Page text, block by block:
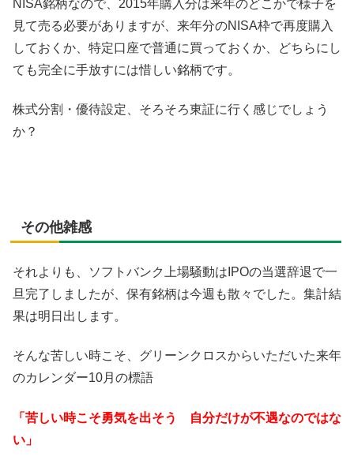
NISA銘柄なので、2015年購入分は来年のどこかで様子を
見て売る必要がありますが、来年分のNISA枠で再度購入
しておくか、特定口座で普通に買っておくか、どちらにし
ても完全に手放すには惜しい銘柄です。
株式分割・優待設定、そろそろ東証に行く感じでしょう
か？
その他雑感
それよりも、ソフトバンク上場騒動はIPOの当選辞退で一
旦完了しましたが、保有銘柄は今週も散々でした。集計結
果は明日出します。
そんな苦しい時こそ、グリーンクロスからいただいた来年
のカレンダー10月の標語
「苦しい時こそ勇気を出そう 自分だけが不遇なのではな
い」